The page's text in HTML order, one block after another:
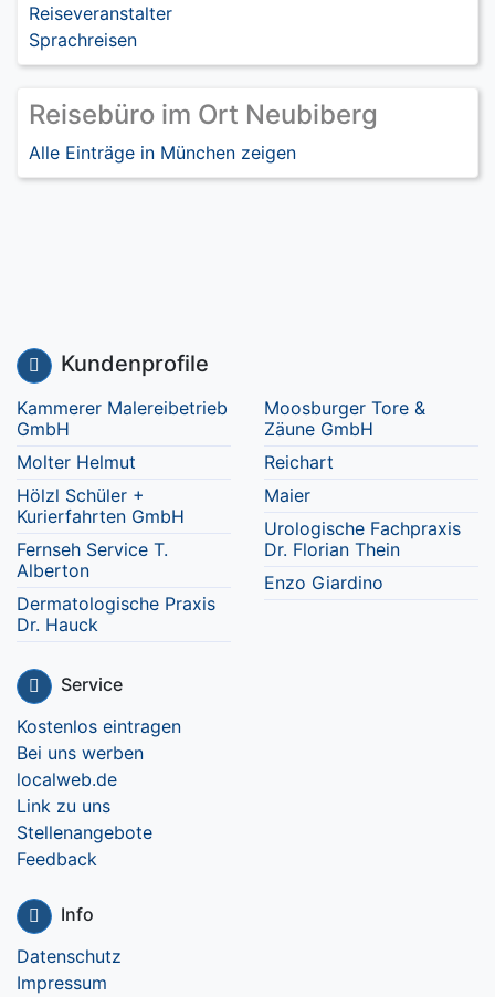
Reiseveranstalter
Sprachreisen
Reisebüro im Ort Neubiberg
Alle Einträge in München zeigen
Kundenprofile
Kammerer Malereibetrieb
GmbH
Molter Helmut
Hölzl Schüler +
Kurierfahrten GmbH
Fernseh Service T.
Alberton
Dermatologische Praxis
Dr. Hauck
Moosburger Tore &
Zäune GmbH
Reichart
Maier
Urologische Fachpraxis
Dr. Florian Thein
Enzo Giardino
Service
Kostenlos eintragen
Bei uns werben
localweb.de
Link zu uns
Stellenangebote
Feedback
Info
Datenschutz
Impressum